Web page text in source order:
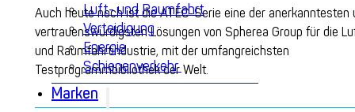
Luft- und Raumfahrt
Verteidigung
Energie
Schienenverkehr
Marken
Auch heute noch ist dieATEC-Serie eine der anerkanntesten
vertrauenswürdigsten Lösungen von Spherea Group für die
und Raumfahrtindustrie, mit der umfangreichsten
Testprogrammbibliothek der Welt.